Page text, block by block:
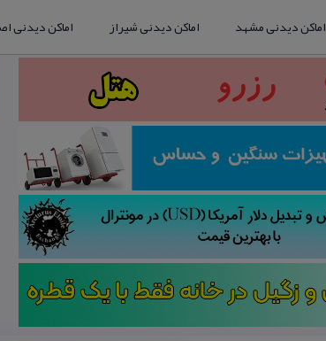
اماکن دیدنی مشهد اماکن دیدنی شیراز اماکن دیدنی